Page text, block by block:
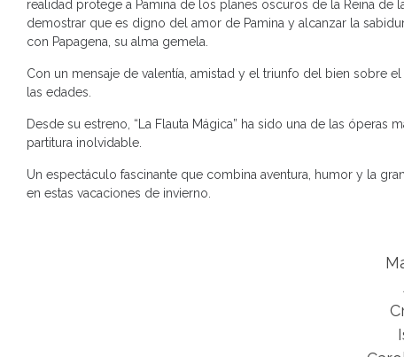
realidad protege a Pamina de los planes oscuros de la Reina
demostrar que es digno del amor de Pamina y alcanzar la
con Papagena, su alma gemela.
Con un mensaje de valentía, amistad y el triunfo del bien sobre
las edades.
Desde su estreno, “La Flauta Mágica” ha sido una de las
partitura inolvidable.
Un espectáculo fascinante que combina aventura, humor y la
en estas vacaciones de invierno.